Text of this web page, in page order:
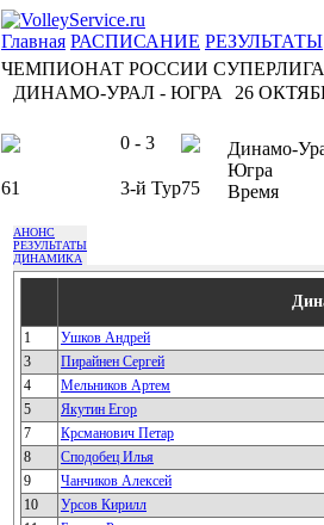
Главная РАСПИСАНИЕ РЕЗУЛЬТАТЫ
ЧЕМПИОНАТ РОССИИ СУПЕРЛИГА
ДИНАМО-УРАЛ - ЮГРА
26
0 - 3
61 3-й Тур75
Динамо-
Югра
Время
АНОНС
РЕЗУЛЬТАТЫ
ДИНАМИКА
1 Ушков Андрей
3 Пирайнен Сергей
4 Мельников Артем
5 Якутин Егор
7 Крсманович Петар
8 Сподобец Илья
9 Чанчиков Алексей
10 Урсов Кирилл